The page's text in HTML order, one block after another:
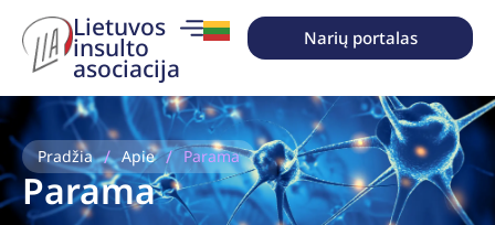
Lietuvos
insulto
asociacija
Narių portalas
Pradžia / Apie / Parama
Parama